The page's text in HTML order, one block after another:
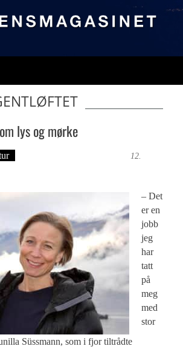
lys og mørke
12.
– Det
er en
jobb
jeg
har
tatt
på
meg
med
stor
Süssmann, som i fjor tiltrådte